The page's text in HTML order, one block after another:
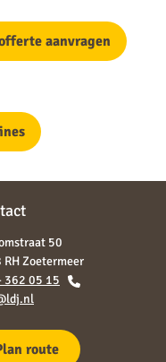
aanvragen
50
RH Zoetermeer
362 05 15
route